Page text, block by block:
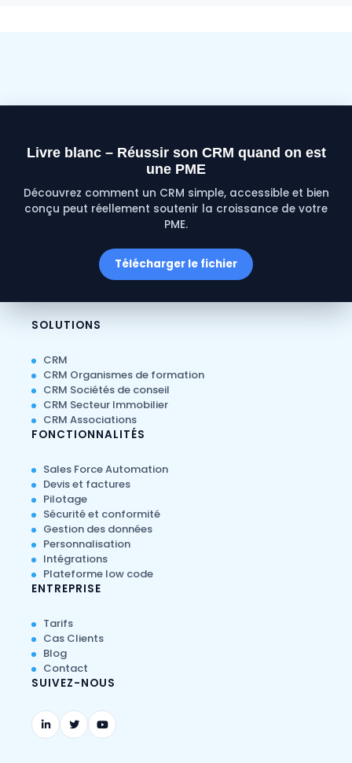
Livre blanc – Réussir son CRM quand on est
une PME
Découvrez comment un CRM simple, accessible et bien
conçu peut réellement soutenir la croissance de votre
PME.
Télécharger le fichier
SOLUTIONS
CRM
CRM Organismes de formation
CRM Sociétés de conseil
CRM Secteur Immobilier
CRM Associations
FONCTIONNALITÉS
Sales Force Automation
Devis et factures
Pilotage
Sécurité et conformité
Gestion des données
Personnalisation
Intégrations
Plateforme low code
ENTREPRISE
Tarifs
Cas Clients
Blog
Contact
SUIVEZ-NOUS